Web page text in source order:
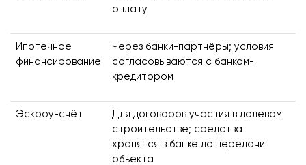
оплату
Ипотечное
финансирование
Через банки-партнёры; условия
согласовываются с банком-
кредитором
Эскроу-счёт
Для договоров участия в долевом
строительстве; средства
хранятся в банке до передачи
объекта